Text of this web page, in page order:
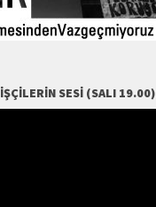
İŞÇILERIN SESI (SALI 19.00)